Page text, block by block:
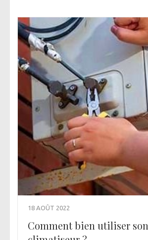
18 AOÛT 2022
Comment bien utiliser son